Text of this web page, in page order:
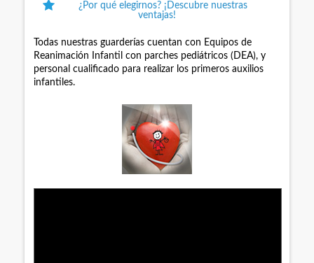
¿Por qué elegirnos? ¡Descubre nuestras
ventajas!
Todas nuestras guarderías cuentan con Equipos de
Reanimación Infantil con parches pediátricos (DEA), y
personal cualificado para realizar los primeros auxilios
infantiles.